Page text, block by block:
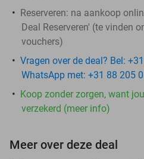
Reserveren: na aankoop
Deal Reserveren' (te vinden
vouchers)
Vragen over de deal? Bel:
WhatsApp met: +31 88 205
Koop zonder zorgen, want
verzekerd (meer info)
Meer over deze deal